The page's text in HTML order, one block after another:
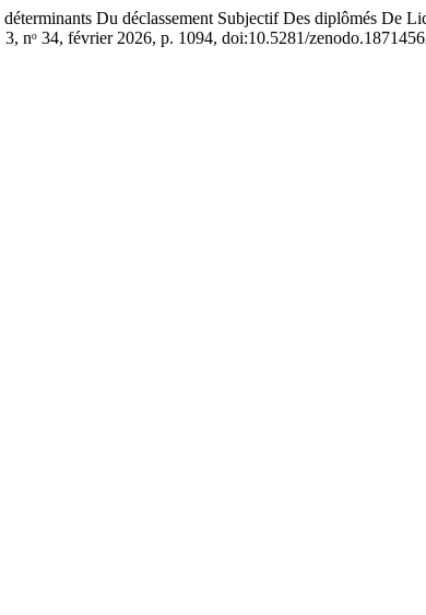
Du déclassement Subjectif Des diplômés De
3, nᵒ 34, février 2026, p. 1094, doi:10.5281/